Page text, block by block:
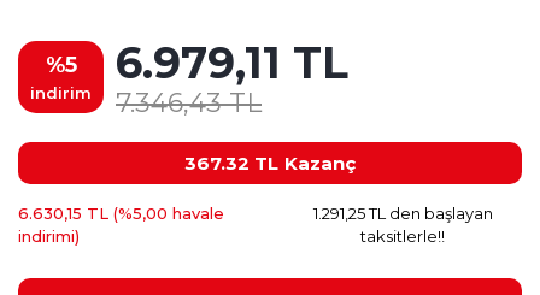
%5
indirim
6.979,11 TL
7.346,43 TL
367.32 TL Kazanç
6.630,15 TL (%5,00 havale
indirimi)
1.291,25 TL den başlayan
taksitlerle!!